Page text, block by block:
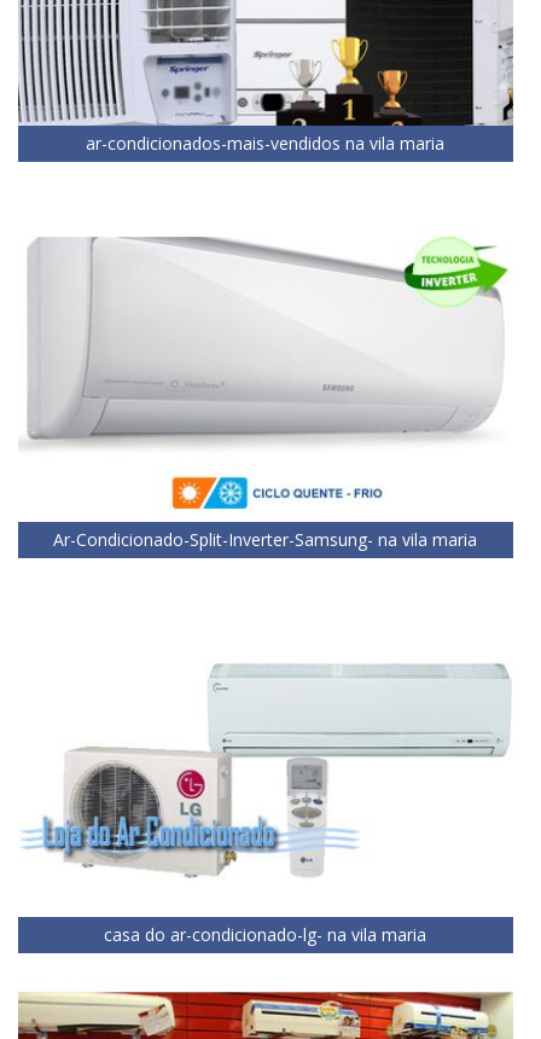
ar-condicionados-mais-vendidos na vila maria
Ar-Condicionado-Split-Inverter-Samsung- na vila maria
casa do ar-condicionado-lg- na vila maria